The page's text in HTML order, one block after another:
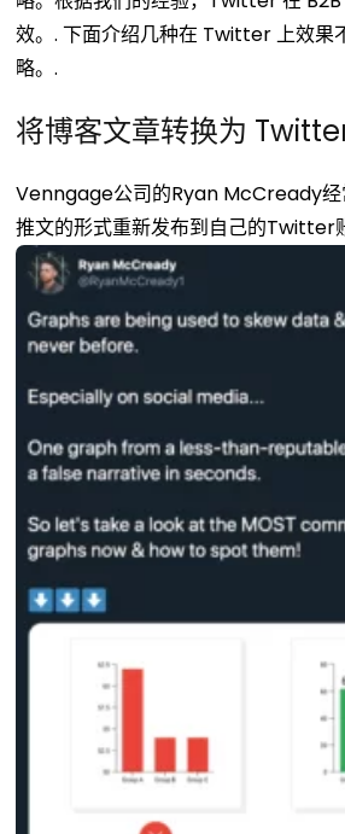
效。. 下面介绍几种在 Twitter 上效果
略。.
将博客文章转换为
Venngage公司的Ryan McCready经
推文的形式重新发布到自己的Twitter